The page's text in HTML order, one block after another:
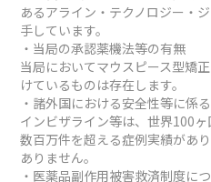
あるアライン・テクノロジー・
手しています。
・当局の承認薬機法等の有無
当局においてマウスピース型矯
けているものは存在します。
・諸外国における安全性等に係
インビザライン等は、世界100
数百万件を超える症例実績があ
ありません。
・医薬品副作用被害救済制度に